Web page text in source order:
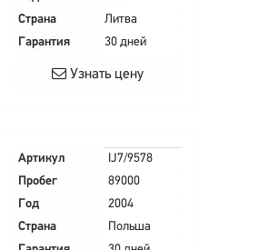
Страна
Литва
Гарантия
30 дней
Узнать цену
Артикул
IJ7/9578
Пробег
89000
Год
2004
Страна
Польша